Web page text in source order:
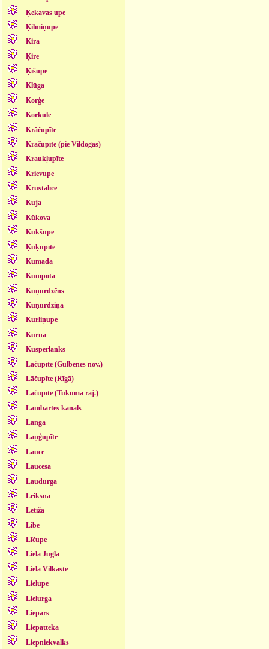
Ķekavas upe
Ķilmiņupe
Kira
Ķire
Ķīšupe
Klūga
Korģe
Korkule
Krāčupīte
Krāčupīte (pie Vildogas)
Kraukļupīte
Krievupe
Krustalīce
Kuja
Kūkova
Kukšupe
Ķūķupīte
Kumada
Kumpota
Kuņurdzēns
Kuņurdziņa
Kurliņupe
Kurna
Kusperlanks
Lāčupīte (Gulbenes nov.)
Lāčupīte (Rīgā)
Lāčupīte (Tukuma raj.)
Lambārtes kanāls
Langa
Laņģupīte
Lauce
Laucesa
Laudurga
Leiksna
Lētīža
Libe
Līčupe
Lielā Jugla
Lielā Vilkaste
Lielupe
Lielurga
Liepars
Liepatteka
Liepniekvalks